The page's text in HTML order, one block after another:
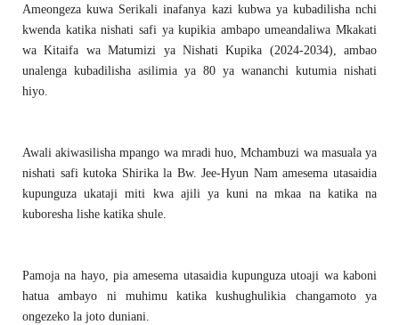
Ameongeza kuwa Serikali inafanya kazi kubwa ya kubadilisha nchi
kwenda katika nishati safi ya kupikia ambapo umeandaliwa Mkakati
wa Kitaifa wa Matumizi ya Nishati Kupika (2024-2034), ambao
unalenga kubadilisha asilimia ya 80 ya wananchi kutumia nishati
hiyo.
Awali akiwasilisha mpango wa mradi huo, Mchambuzi wa masuala ya
nishati safi kutoka Shirika la Bw. Jee-Hyun Nam amesema utasaidia
kupunguza ukataji miti kwa ajili ya kuni na mkaa na katika na
kuboresha lishe katika shule.
Pamoja na hayo, pia amesema utasaidia kupunguza utoaji wa kaboni
hatua ambayo ni muhimu katika kushughulikia changamoto ya
ongezeko la joto duniani.